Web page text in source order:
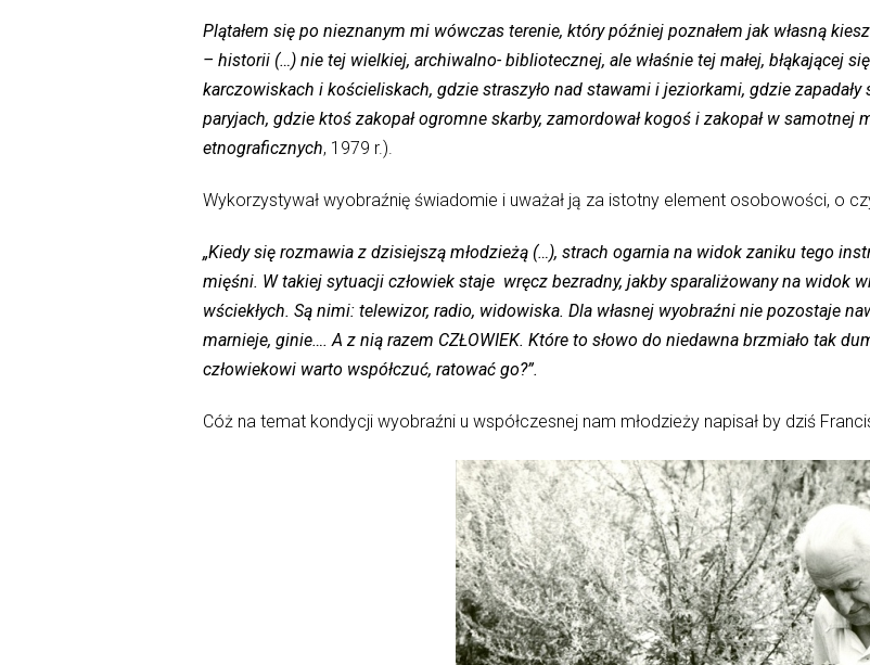
Plątałem się po nieznanym mi wówczas terenie, który później poznałem jak własną
– historii (…) nie tej wielkiej, archiwalno- bibliotecznej, ale właśnie tej małej, błąkającej
karczowiskach i kościeliskach, gdzie straszyło nad stawami i jeziorkami, gdzie
paryjach, gdzie ktoś zakopał ogromne skarby, zamordował kogoś i zakopał w samotnej
etnograficznych, 1979 r.).
Wykorzystywał wyobraźnię świadomie i uważał ją za istotny element osobowości, o
„Kiedy się rozmawia z dzisiejszą młodzieżą (…), strach ogarnia na widok zaniku tego
mięśni. W takiej sytuacji człowiek staje wręcz bezradny, jakby sparaliżowany na widok
wściekłych. Są nimi: telewizor, radio, widowiska. Dla własnej wyobraźni nie pozostaje
marnieje, ginie…. A z nią razem CZŁOWIEK. Które to słowo do niedawna brzmiało tak
człowiekowi warto współczuć, ratować go?”.
Cóż na temat kondycji wyobraźni u współczesnej nam młodzieży napisał by dziś